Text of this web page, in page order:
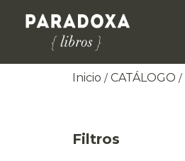
Inicio / CATÁLOGO /
Filtros